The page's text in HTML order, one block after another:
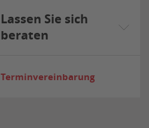
Lassen Sie sich
beraten
Terminvereinbarung